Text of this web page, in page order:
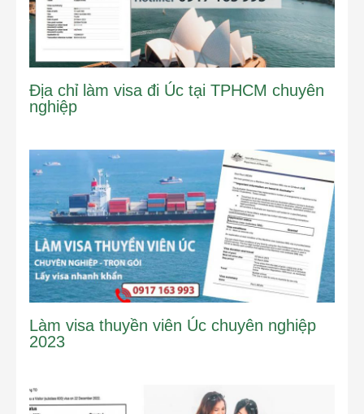
Địa chỉ làm visa đi Úc tại TPHCM chuyên
nghiệp
Làm visa thuyền viên Úc chuyên nghiệp
2023